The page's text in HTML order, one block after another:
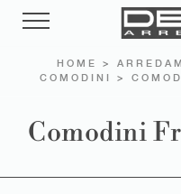
HOME >
COMODINI
>
Comodini